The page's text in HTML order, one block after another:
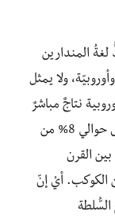
المندارين
ولا يمثل
نتاجٌ مباشرٌ
للاستعمار، حيث إن أوروبا، والتي لا تمثّل سوى حوالي 8% من
القرن
العشرين حوالي 80% من الكوكب. أيْ إنّ
السُّلطة